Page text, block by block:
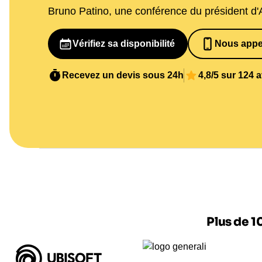
Bruno Patino, une conférence du président
Vérifiez sa disponibilité
Nous
Recevez un devis sous 24h
4,8/5 sur 124
Plus de